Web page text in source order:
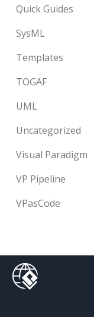
Quick Guides
SysML
Templates
TOGAF
UML
Uncategorized
Visual Paradigm
VP Pipeline
VPasCode